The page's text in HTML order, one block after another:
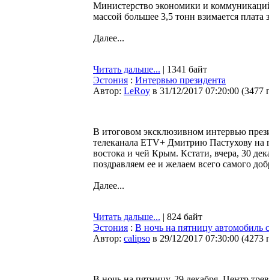
Министерство экономики и
массой большее 3,5 тонн взимается
Далее...
Читать дальше... | 1341 байт
Эстония : Интервью президента
Автор: LeRoy в 31/12/2017 07:20:00 (3477
В итоговом эксклюзивном интервью
телеканала ETV+ Дмитрию Пастухову на
востока и чей Крым. Кстати, вчера, 30
поздравляем ее и желаем всего самого
Далее...
Читать дальше... | 824 байт
Эстония : В ночь на пятницу
Автор: calipso в 29/12/2017 07:30:00 (4273